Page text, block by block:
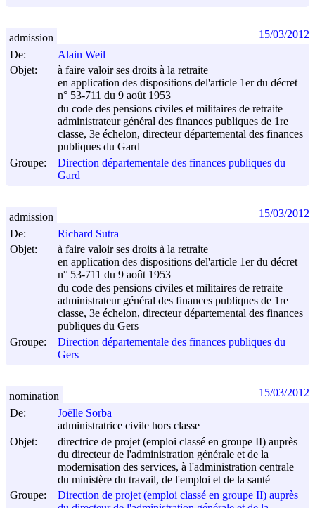
De:
Alain Weil
Objet:
à faire valoir ses droits à la retraite
en application des dispositions del'article 1er du décret
n° 53-711 du 9 août 1953
du code des pensions civiles et militaires de retraite
administrateur général des finances publiques de 1re
classe, 3e échelon, directeur départemental des finances
publiques du Gard
Groupe:
Direction départementale des finances publiques du
Gard
admission 15/03/2012
De:
Richard Sutra
Objet:
à faire valoir ses droits à la retraite
en application des dispositions del'article 1er du décret
n° 53-711 du 9 août 1953
du code des pensions civiles et militaires de retraite
administrateur général des finances publiques de 1re
classe, 3e échelon, directeur départemental des finances
publiques du Gers
Groupe:
Direction départementale des finances publiques du
Gers
admission 15/03/2012
De:
Joëlle Sorba
administratrice civile hors classe
Objet:
directrice de projet (emploi classé en groupe II) auprès
du directeur de l'administration générale et de la
modernisation des services, à l'administration centrale
du ministère du travail, de l'emploi et de la santé
Groupe:
Direction de projet (emploi classé en groupe II) auprès
nomination 15/03/2012